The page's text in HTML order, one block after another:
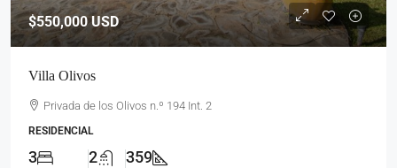
$550,000USD
Villa Olivos
Privada de los Olivos n.º 194 Int. 2
RESIDENCIAL
3 2 359